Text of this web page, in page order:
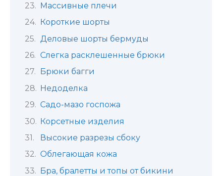
Массивные плечи
Короткие шорты
Деловые шорты бермуды
Слегка расклешенные брюки
Брюки багги
Недоделка
Садо-мазо госпожа
Корсетные изделия
Высокие разрезы сбоку
Облегающая кожа
Бра, бралетты и топы от бикини